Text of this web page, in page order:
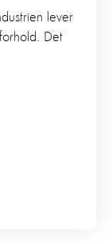
lever
Det